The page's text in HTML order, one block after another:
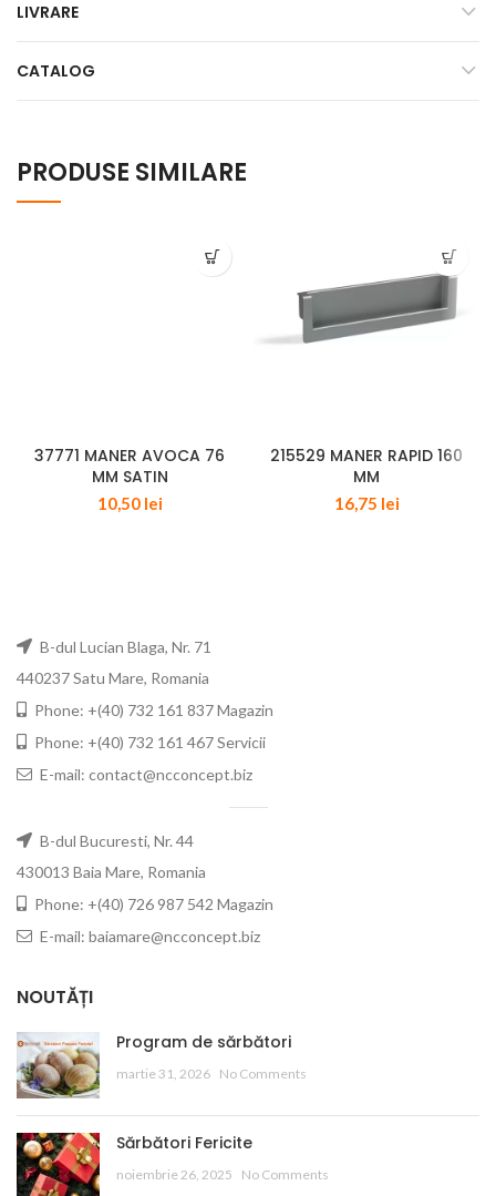
LIVRARE
CATALOG
PRODUSE SIMILARE
37771 MANER AVOCA 76
MM SATIN
10,50 lei
215529 MANER RAPID 160
MM
16,75 lei
B-dul Lucian Blaga, Nr. 71
440237 Satu Mare, Romania
Phone: +(40) 732 161 837 Magazin
Phone: +(40) 732 161 467 Servicii
E-mail: contact@ncconcept.biz
B-dul Bucuresti, Nr. 44
430013 Baia Mare, Romania
Phone: +(40) 726 987 542 Magazin
E-mail: baiamare@ncconcept.biz
NOUTĂȚI
Program de sărbători
martie 31, 2026 No Comments
Sărbători Fericite
noiembrie 26, 2025 No Comments